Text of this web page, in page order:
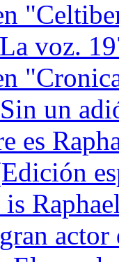
voz.
un
es